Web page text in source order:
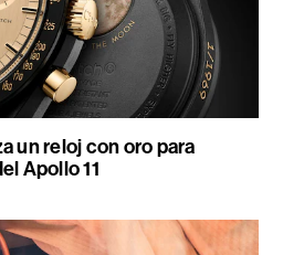
un reloj con oro para
Apollo 11